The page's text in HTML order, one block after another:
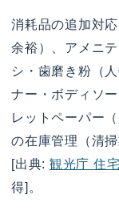
消耗品の追加対
余裕）、アメニ
シ・歯磨き粉（
ナー・ボディソ
レットペーパー
の在庫管理（清
[出典: 観光庁 住
得]。